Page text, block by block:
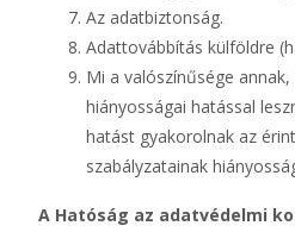
Az adatbiztonság.
Adattovábbítás külföldre
Mi a valószínűsége
hiányosságai hatással
hatást gyakorolnak az
szabályzatainak
A Hatóság az adatvédelmi